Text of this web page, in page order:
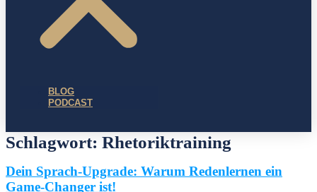
BLOG
PODCAST
Schlagwort: Rhetoriktraining
Dein Sprach-Upgrade: Warum Redenlernen ein
Game-Changer ist!